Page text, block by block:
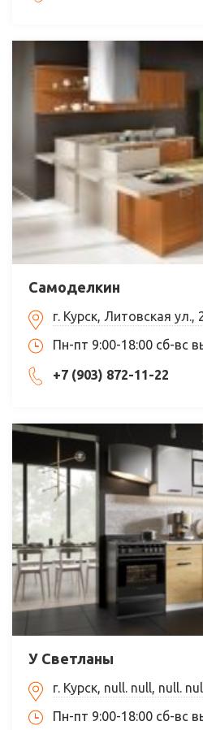
Самоделкин
г. Курск, Литовская ул.,
Пн-пт 9:00-18:00 сб-вс
+7 (903) 872-11-22
У Светланы
г. Курск, null. null, null.
Пн-пт 9:00-18:00 сб-вс